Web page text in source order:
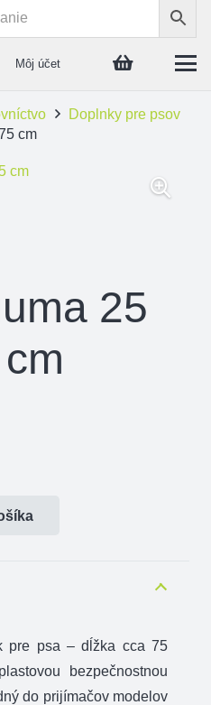
Môj účet
Doplnky pre psov
cm
25
pre psa – dĺžka cca 75
bezpečnostnou
do prijímačov modelov